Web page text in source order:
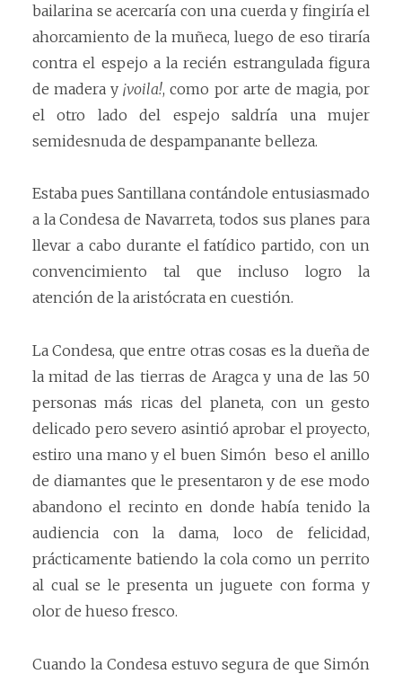
bailarina se acercaría con una cuerda y fingiría el
ahorcamiento de la muñeca, luego de eso tiraría
contra el espejo a la recién estrangulada figura
de madera y¡voila!, como por arte de magia, por
el otro lado del espejo saldría una mujer
semidesnuda de despampanante belleza.
Estaba pues Santillana contándole entusiasmado
a la Condesa de Navarreta, todos sus planes para
llevar a cabo durante el fatídico partido, con un
convencimiento tal que incluso logro la
atención de la aristócrata en cuestión.
La Condesa, que entre otras cosas es la dueña de
la mitad de las tierras de Aragca y una de las 50
personas más ricas del planeta, con un gesto
delicado pero severo asintió aprobar el proyecto,
estiro una mano y el buen Simón beso el anillo
de diamantes que le presentaron y de ese modo
abandono el recinto en donde había tenido la
audiencia con la dama, loco de felicidad,
prácticamente batiendo la cola como un perrito
al cual se le presenta un juguete con forma y
olor de hueso fresco.
Cuando la Condesa estuvo segura de que Simón